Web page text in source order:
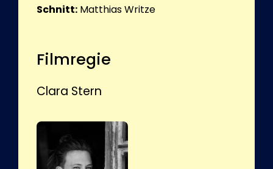
Schnitt: Matthias Writze
Filmregie
Clara Stern